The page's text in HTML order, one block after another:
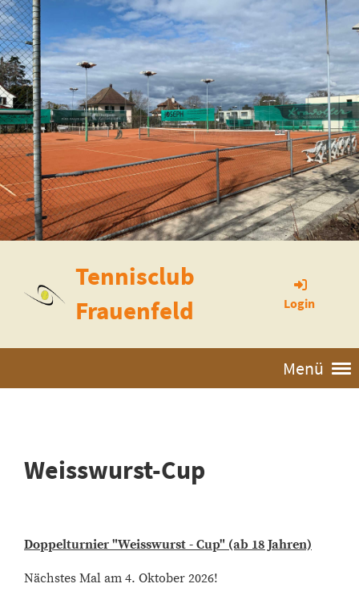
Tennisclub
Frauenfeld
Login
Menü
Weisswurst-Cup
Doppelturnier "Weisswurst - Cup" (ab 18 Jahren)
Nächstes Mal am 4. Oktober 2026!